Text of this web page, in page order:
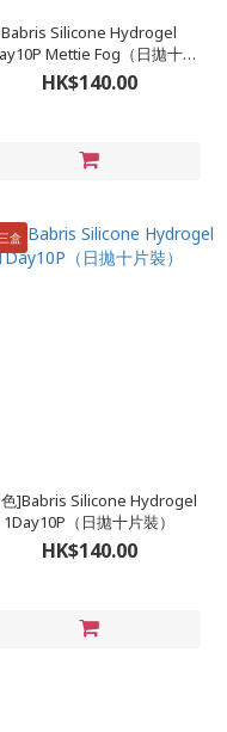
Babris Silicone Hydrogel
Mettie Fog（日拋十片
裝）
HK$140.00
盒
]Babris Silicone Hydrogel
1Day10P（日拋十片裝）
HK$140.00